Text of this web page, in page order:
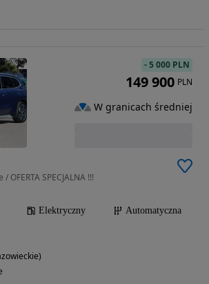
OFERTA SPECJALNA !!!
Elektryczny
Automatyczna
-5 000 PLN
149 900 PLN
W granicach średniej